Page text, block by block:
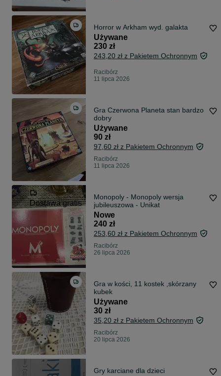
Horror w Arkham wyd. galakta
Używane
230 zł
243,20 zł z Pakietem Ochronnym
Racibórz
11 lipca 2026
Gra Czerwona Planeta stan bardzo
dobry
Używane
90 zł
97,60 zł z Pakietem Ochronnym
Racibórz
11 lipca 2026
Dostawa gratis
Monopoly - Monopoly wersja
jubileuszowa - Unikat
Nowe
240 zł
253,60 zł z Pakietem Ochronnym
Racibórz
26 lipca 2026
Gra w kości, 11 kostek ,skórzany
kubek
Używane
30 zł
35,20 zł z Pakietem Ochronnym
Racibórz
20 lipca 2026
Gry karciane dla dzieci